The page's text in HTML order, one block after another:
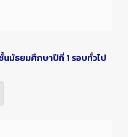
นมัธยมศึกษาปีที่ 1 รอบทั่วไป